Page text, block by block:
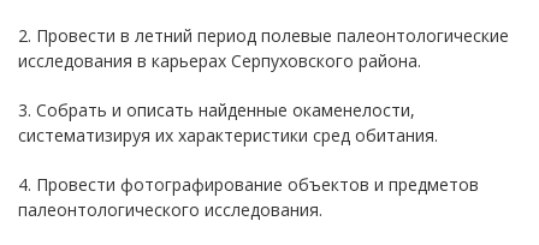
2. Провести в летний период полевые палеонтологические
исследования в карьерах Серпуховского района.
3. Собрать и описать найденные окаменелости,
систематизируя их характеристики сред обитания.
4. Провести фотографирование объектов и предметов
палеонтологического исследования.